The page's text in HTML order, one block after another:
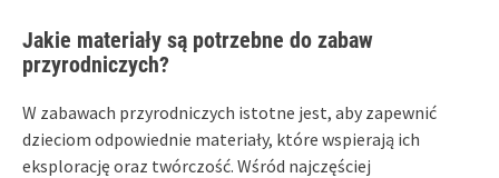
Jakie materiały są potrzebne do zabaw
przyrodniczych?
W zabawach przyrodniczych istotne jest, aby zapewnić
dzieciom odpowiednie materiały, które wspierają ich
eksplorację oraz twórczość. Wśród najczęściej